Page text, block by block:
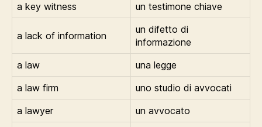
a key witness
un testimone chiave
a lack of information
un difetto di
informazione
a law
una legge
a law firm
uno studio di avvocati
a lawyer
un avvocato